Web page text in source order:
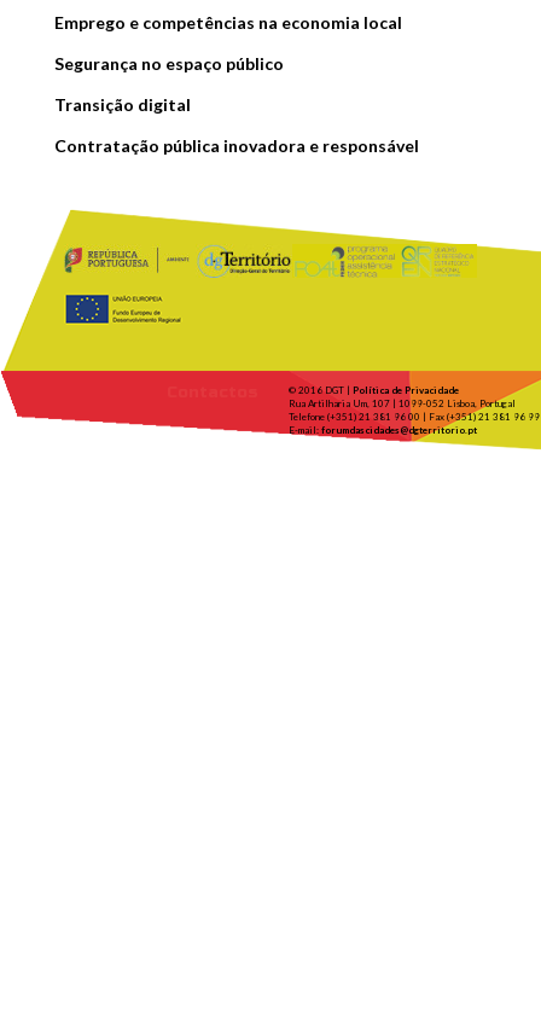
Emprego e competências na economia local
Segurança no espaço público
Transição digital
Contratação pública inovadora e responsável
© 2016 DGT | Política de Privacidade
Rua Artilharia Um, 107 | 1099-052 Lisboa, Portugal
Telefone (+351) 21 381 96 00 | Fax (+351) 21 381 96 99
E-mail: forumdascidades@dgterritorio.pt